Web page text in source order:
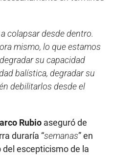
colapsar desde dentro.
mismo, lo que estamos
su capacidad
balística, degradar su
debilitarlos desde el
Rubio aseguró de
duraría “semanas” en
del escepticismo de la